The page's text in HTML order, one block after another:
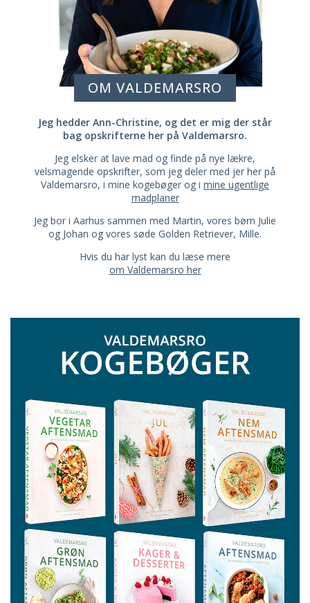
OM VALDEMARSRO
Jeg hedder Ann-Christine, og det er mig der står
bag opskrifterne her på Valdemarsro.
Jeg elsker at lave mad og finde på nye lækre,
velsmagende opskrifter, som jeg deler med jer her på
Valdemarsro, i mine kogebøger og i mine ugentlige
madplaner
Jeg bor i Aarhus sammen med Martin, vores børn Julie
og Johan og vores søde Golden Retriever, Mille.
Hvis du har lyst kan du læse mere
om Valdemarsro her